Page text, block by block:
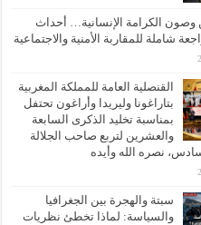
وصون الكرامة الإنسانية… أحداث
شاملة للمقاربة الأمنية والاجتماعية
القنصلية العامة للمملكة المغربية
بتاراغونا وليريدا وأراغون تحتفل
بمناسبة تخليد الذكرى السابعة
والعشرين لتربع صاحب الجلالة
نصره الله وأيده
سبتة والهجرة بين الجغرافيا
والسياسة: لماذا تخطئ نظريات